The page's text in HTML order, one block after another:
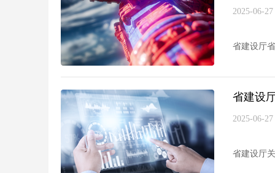
2025-06-27
省建设厅
省建设
2025-06-27
省建设厅